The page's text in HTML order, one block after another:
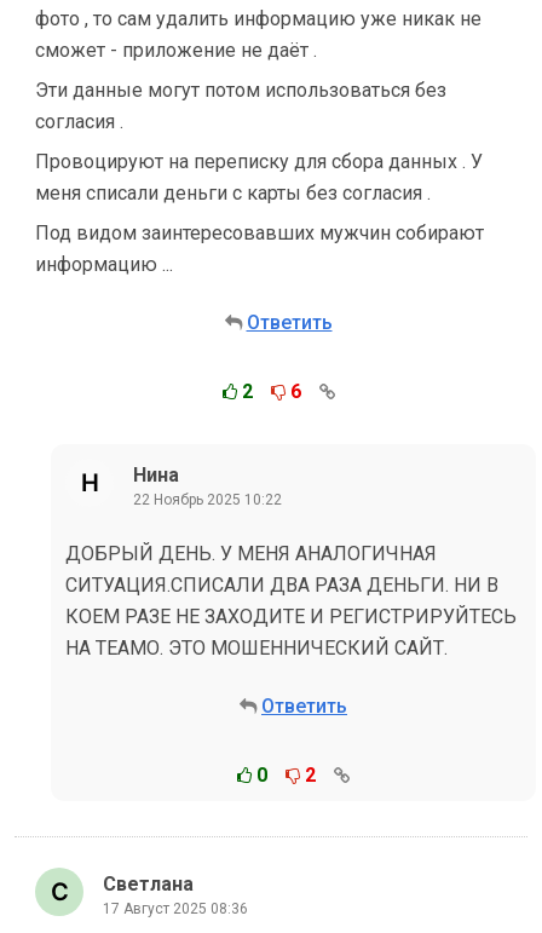
фото , то сам удалить информацию уже никак не
сможет - приложение не даёт .
Эти данные могут потом использоваться без
согласия .
Провоцируют на переписку для сбора данных . У
меня списали деньги с карты без согласия .
Под видом заинтересовавших мужчин собирают
информацию ...
Ответить
2 6
Нина
22 Ноябрь 2025 10:22
ДОБРЫЙ ДЕНЬ. У МЕНЯ АНАЛОГИЧНАЯ
СИТУАЦИЯ.СПИСАЛИ ДВА РАЗА ДЕНЬГИ. НИ В
КОЕМ РАЗЕ НЕ ЗАХОДИТЕ И РЕГИСТРИРУЙТЕСЬ
НА ТЕАМО. ЭТО МОШЕННИЧЕСКИЙ САЙТ.
Ответить
0 2
Светлана
17 Август 2025 08:36